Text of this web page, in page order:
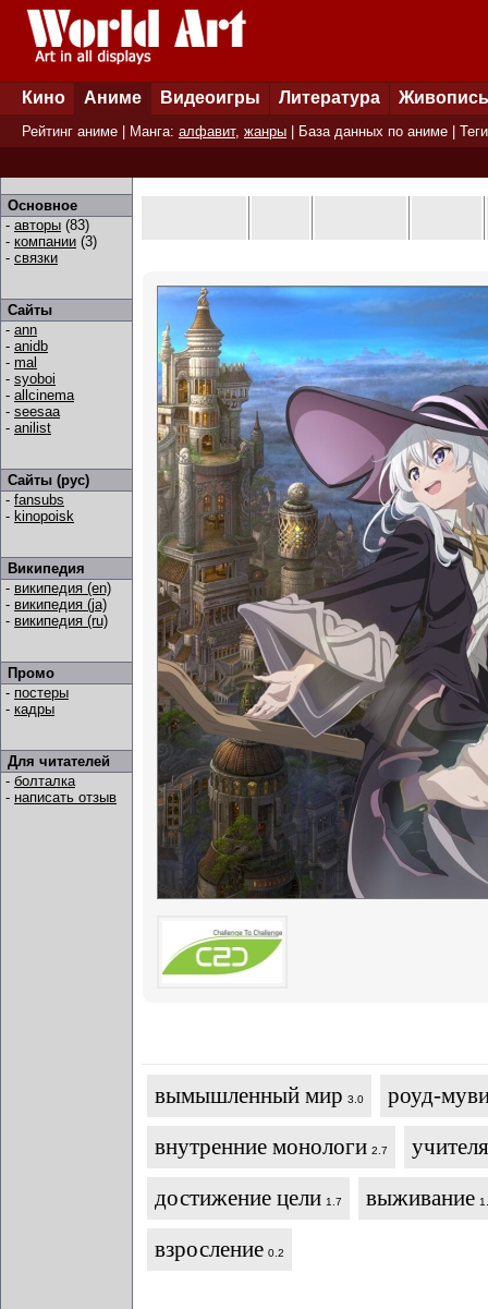
Кино Аниме Видеоигры Литература Живопись
Рейтинг аниме | Манга: алфавит, жанры База данных по аниме Теги
Основное
- авторы (83)
- компании (3)
- связки
Сайты
- ann
- anidb
- mal
- syoboi
- allcinema
- seesaa
- anilist
Сайты (рус)
- fansubs
- kinopoisk
Википедия
- википедия (en)
- википедия (ja)
- википедия (ru)
Промо
- постеры
- кадры
Для читателей
- болталка
- написать отзыв
вымышленный мир 3.0
роуд-
внутренние монологи 2.7
учителя
достижение цели 1.7 выживание
взросление 0.2